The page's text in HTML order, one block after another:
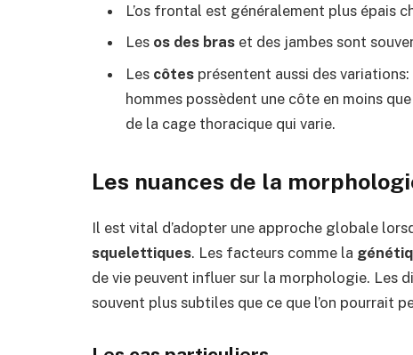
L’os frontal est généralement plus épais
Les os des bras et des jambes sont
Les côtes présentent aussi des
hommes possèdent une côte en moins
de la cage thoracique qui varie.
Les nuances de la
Il est vital d’adopter une approche globale
squelettiques. Les facteurs comme la
de vie peuvent influer sur la morphologie. Les
souvent plus subtiles que ce que l’on pourrait